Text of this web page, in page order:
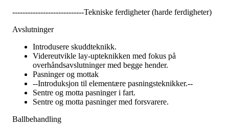
----------------------------Tekniske ferdigheter (harde ferdigheter)
Avslutninger
Introdusere skuddteknikk.
Videreutvikle lay-upteknikken med fokus på
overhåndsavslutninger med begge hender.
Pasninger og mottak
--Introduksjon til elementære pasningsteknikker.--
Sentre og motta pasninger i fart.
Sentre og motta pasninger med forsvarere.
Ballbehandling